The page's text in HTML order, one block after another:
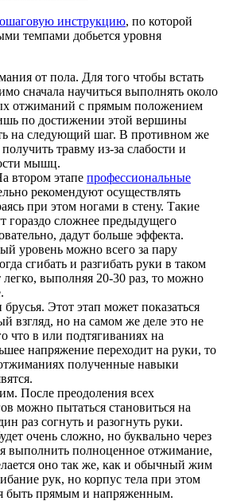
инструкцию, по которой
темпами добьется уровня
от пола. Для того чтобы встать
сначала научиться выполнять около
отжиманий с прямым положением
по достижении этой вершины
на следующий шаг. В противном же
травму из-за слабости и
мышц.
втором этапе профессиональные
рекомендуют осуществлять
при этом ногами в стену. Такие
гораздо сложнее предыдущего
дадут больше эффекта.
уровень можно всего за пару
сгибать и разгибать руки в таком
выполняя 20-30 раз, то можно
Этот этап может показаться
взгляд, но на самом же деле это не
что в или подтягиваниях на
напряжение переходит на руки, то
полученные навыки
После преодоления всех
можно пытаться становиться на
раз согнуть и разогнуть руки.
очень сложно, но буквально через
выполнить полноценное отжимание,
оно так же, как и обычный жим
рук, но корпус тела при этом
быть прямым и напряженным.